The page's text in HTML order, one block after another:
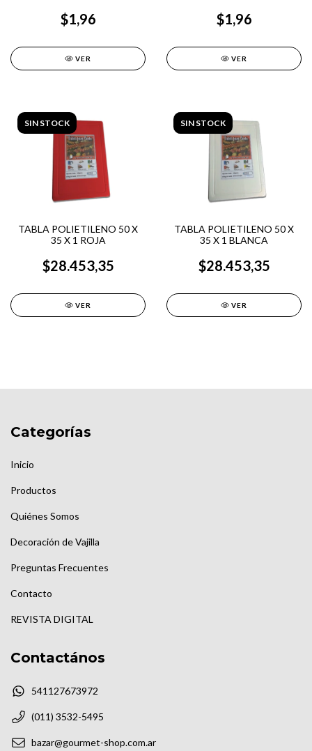
$1,96
VER
$1,96
VER
SIN STOCK
TABLA POLIETILENO 50 X
35 X 1 ROJA
$28.453,35
VER
SIN STOCK
TABLA POLIETILENO 50 X
35 X 1 BLANCA
$28.453,35
VER
Categorías
Inicio
Productos
Quiénes Somos
Decoración de Vajilla
Preguntas Frecuentes
Contacto
REVISTA DIGITAL
Contactános
541127673972
(011) 3532-5495
bazar@gourmet-shop.com.ar